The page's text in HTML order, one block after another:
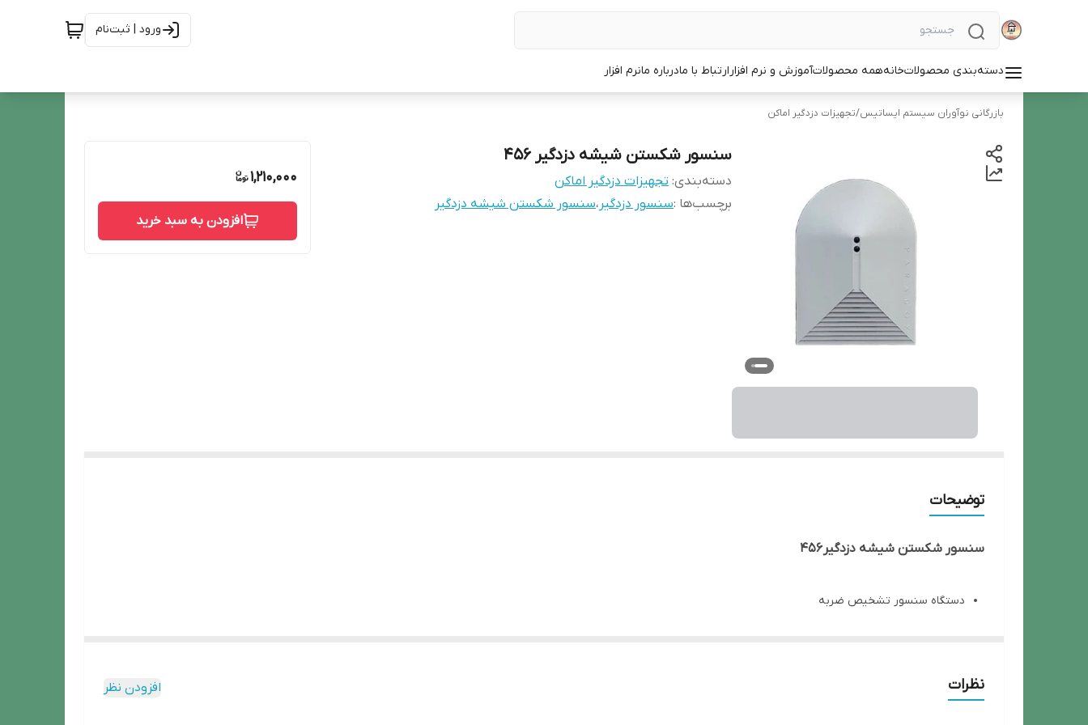
ورود | ثبت‌نام
دسته‌بندی محصولاتخانههمه محصولاتآموزش و نرم افزارارتباط با مادرباره مانرم افزار
بازرگانی نوآوران سیستم ایساتیس/تجهیزات دزدگیر اماکن
سنسور شکستن شیشه دزدگیر 456
دسته‌بندی: تجهیزات دزدگیر اماکن
برچسب‌ها :سنسور دزدگیر ،سنسور شکستن شیشه دزدگیر
1,210,000
افزودن به سبد خرید
توضیحات
سنسور شکستن شیشه دزدگیر 456
دستگاه سنسور تشخیص ضربه
نظرات افزودن نظر